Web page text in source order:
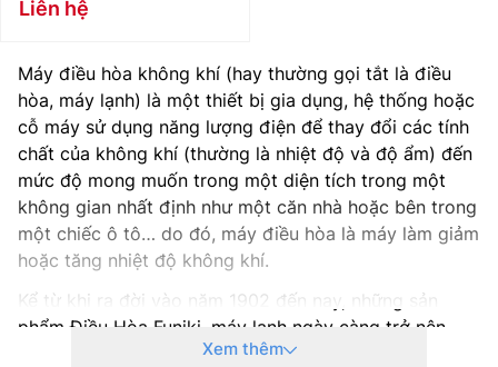
Liên hệ
Máy điều hòa không khí (hay thường gọi tắt là điều
hòa, máy lạnh) là một thiết bị gia dụng, hệ thống hoặc
cỗ máy sử dụng năng lượng điện để thay đổi các tính
chất của không khí (thường là nhiệt độ và độ ẩm) đến
mức độ mong muốn trong một diện tích trong một
không gian nhất định như một căn nhà hoặc bên trong
một chiếc ô tô… do đó, máy điều hòa là máy làm giảm
hoặc tăng nhiệt độ không khí.
Kể từ khi ra đời vào năm 1902 đến nay, những sản
phẩm Điều Hòa Funiki, máy lạnh ngày càng trở nên
nhỏ gọn, có hiệu suất hoạt động cao hơn, nhiều tính
Xem thêm